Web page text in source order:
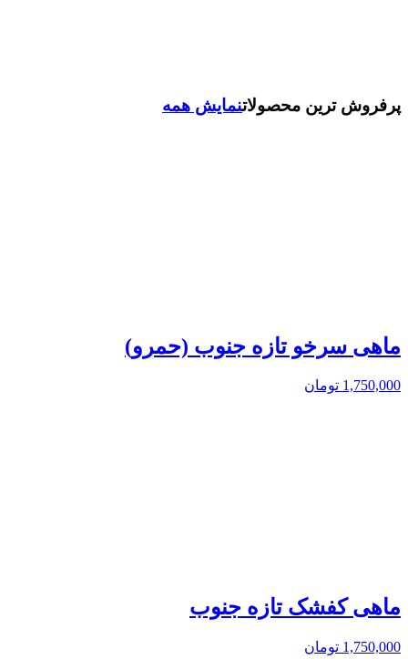
پرفروش ترین محصولاتنمایش همه
ماهی سرخو تازه جنوب (حمرو)
1,750,000 تومان
ماهی کفشک تازه جنوب
1,750,000 تومان